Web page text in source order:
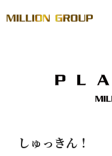
しゅっきん！